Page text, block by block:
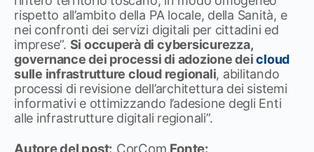
rispetto all’ambito della PA locale, della Sanità, e
nei confronti dei servizi digitali per cittadini ed
imprese”. Si occuperà di cybersicurezza,
governance dei processi di adozione deicloud
sulle infrastrutture cloud regionali, abilitando
processi di revisione dell’architettura dei sistemi
informativi e ottimizzando l’adesione degli Enti
alle infrastrutture digitali regionali”.
Autore del post: CorCom Fonte: